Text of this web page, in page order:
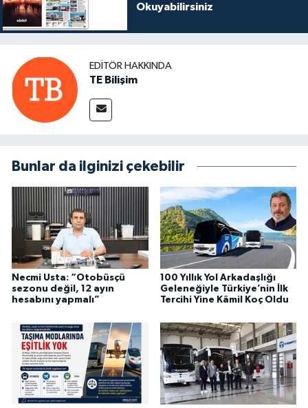
Okuyabilirsiniz
EDITÖR HAKKINDA
TE Bilişim
Bunlar da ilginizi çekebilir
Necmi Usta: “Otobüsçü
sezonu değil, 12 ayın
hesabını yapmalı”
100 Yıllık Yol Arkadaşlığı
Geleneğiyle Türkiye’nin İlk
Tercihi Yine Kâmil Koç Oldu